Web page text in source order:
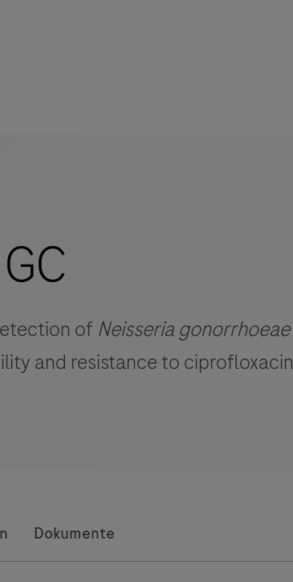
GC
of Neisseria gonorrhoeae
and resistance to ciprofloxacin
Dokumente